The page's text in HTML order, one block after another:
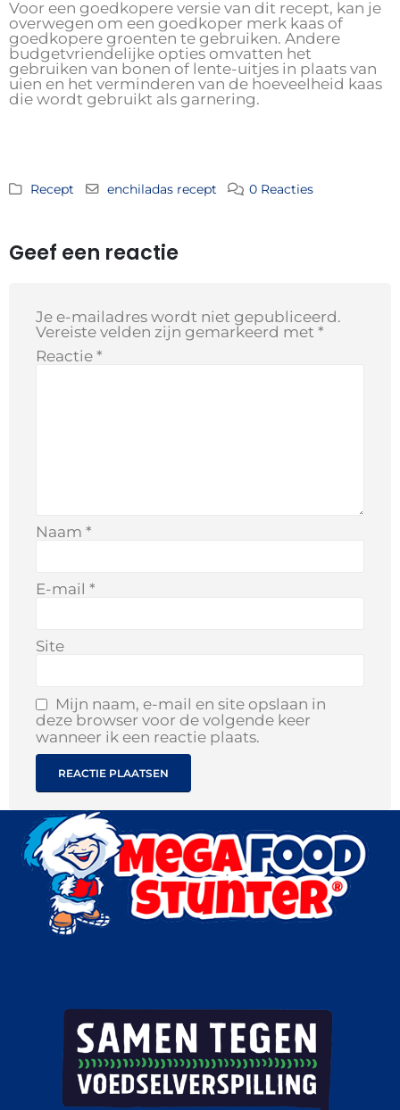
Voor een goedkopere versie van dit recept, kan je
overwegen om een ​​goedkoper merk kaas of
goedkopere groenten te gebruiken. Andere
budgetvriendelijke opties omvatten het
gebruiken van bonen of lente-uitjes in plaats van
uien en het verminderen van de hoeveelheid kaas
die wordt gebruikt als garnering.
Recept enchiladas recept 0 Reacties
Geef een reactie
Je e-mailadres wordt niet gepubliceerd.
Vereiste velden zijn gemarkeerd met *
Reactie *
Naam *
E-mail *
Site
Mijn naam, e-mail en site opslaan in
deze browser voor de volgende keer
wanneer ik een reactie plaats.